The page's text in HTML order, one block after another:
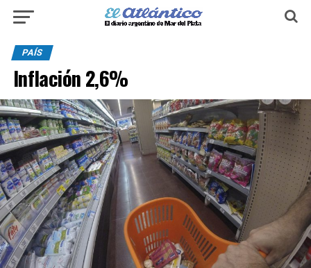
PAÍS
Inflación 2,6%